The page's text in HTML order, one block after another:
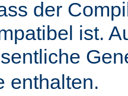
der
ist.
enthalten.